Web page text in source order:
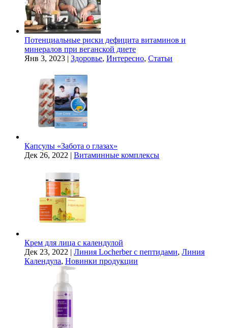
Потенциальные риски дефицита витаминов и
минералов при веганской диете
Янв 3, 2023 | Здоровье, Интересно, Статьи
Капсулы «Забота о глазах»
Дек 26, 2022 | Витаминные комплексы
Крем для лица с календулой
Дек 23, 2022 | Линия Locherber с пептидами, Линия
Календула, Новинки продукции